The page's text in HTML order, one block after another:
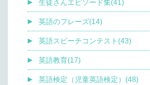
生徒さんエピソード集(41)
英語のフレーズ(14)
英語スピーチコンテスト(43)
英語教育(17)
英語検定（児童英語検定）(48)